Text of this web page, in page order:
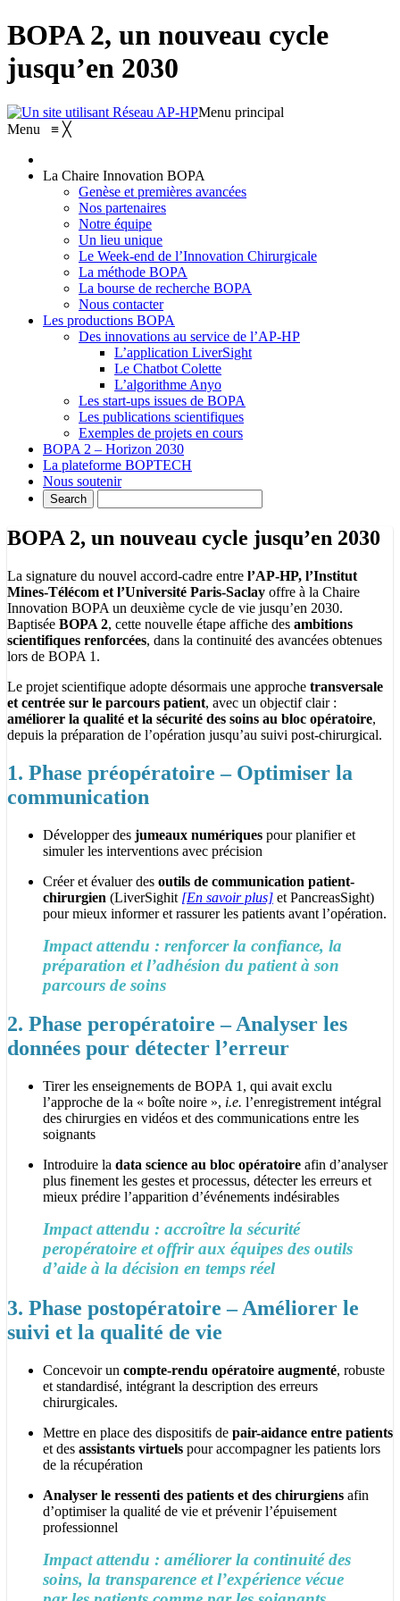
BOPA 2, un nouveau cycle
jusqu’en 2030
Menu principal
Menu ≡ ╳
La Chaire Innovation BOPA
Genèse et premières avancées
Nos partenaires
Notre équipe
Un lieu unique
Le Week-end de l’Innovation Chirurgicale
La méthode BOPA
La bourse de recherche BOPA
Nous contacter
Les productions BOPA
Des innovations au service de l’AP-HP
L’application LiverSight
Le Chatbot Colette
L’algorithme Anyo
Les start-ups issues de BOPA
Les publications scientifiques
Exemples de projets en cours
BOPA 2 – Horizon 2030
La plateforme BOPTECH
Nous soutenir
BOPA 2, un nouveau cycle jusqu’en 2030
La signature du nouvel accord-cadre entre l’AP-HP, l’Institut
Mines-Télécom et l’Université Paris-Saclay offre à la Chaire
Innovation BOPA un deuxième cycle de vie jusqu’en 2030.
Baptisée BOPA 2, cette nouvelle étape affiche des ambitions
scientifiques renforcées, dans la continuité des avancées obtenues
lors de BOPA 1.
Le projet scientifique adopte désormais une approche transversale
et centrée sur le parcours patient, avec un objectif clair :
améliorer la qualité et la sécurité des soins au bloc opératoire,
depuis la préparation de l’opération jusqu’au suivi post-chirurgical.
1. Phase préopératoire – Optimiser la
communication
Développer des jumeaux numériques pour planifier et
simuler les interventions avec précision
Créer et évaluer des outils de communication patient-
chirurgien (LiverSighit [En savoir plus] et PancreasSight)
pour mieux informer et rassurer les patients avant l’opération.
Impact attendu : renforcer la confiance, la
préparation et l’adhésion du patient à son
parcours de soins
2. Phase peropératoire – Analyser les
données pour détecter l’erreur
Tirer les enseignements de BOPA 1, qui avait exclu
l’approche de la « boîte noire », i.e. l’enregistrement intégral
des chirurgies en vidéos et des communications entre les
soignants
Introduire la data science au bloc opératoire afin d’analyser
plus finement les gestes et processus, détecter les erreurs et
mieux prédire l’apparition d’événements indésirables
Impact attendu : accroître la sécurité
peropératoire et offrir aux équipes des outils
d’aide à la décision en temps réel
3. Phase postopératoire – Améliorer le
suivi et la qualité de vie
Concevoir un compte-rendu opératoire augmenté, robuste
et standardisé, intégrant la description des erreurs
chirurgicales.
Mettre en place des dispositifs de pair-aidance entre patients
et des assistants virtuels pour accompagner les patients lors
de la récupération
Analyser le ressenti des patients et des chirurgiens afin
d’optimiser la qualité de vie et prévenir l’épuisement
professionnel
Impact attendu : améliorer la continuité des
soins, la transparence et l’expérience vécue